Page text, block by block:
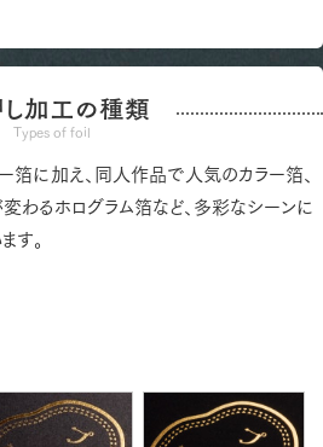
加工の種類
Types of foil
箔に加え、同人作品で人気のカラー箔、
わるホログラム箔など、多彩なシーンに
す。